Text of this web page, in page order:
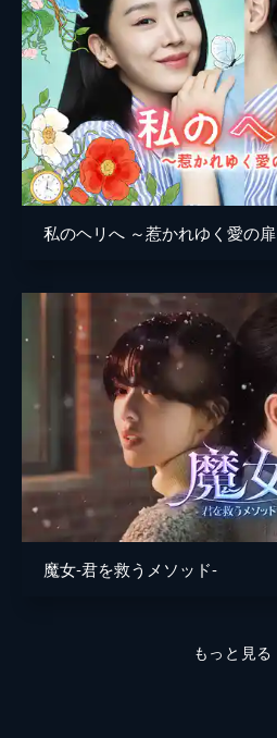
く。一方、そんなジンが気になるギリョ
新たな道を進み始める。魔女食堂には
を心配するおばあさんがやってきて...。
42分
第６話 記憶と共に忘れられたヨモギ
願いの対価を支払ったおばあさんを見
女食堂を出ていくジン。そして、魔女
目覚め始めたジンは、自分も魔女にな
はと恐れるのだった。思い悩んだジン
びヒラのもとを訪れ...。
第７話 母のキムチ豆もやし粥
ヒラが魔女になった理由、それは願い
だった。一方、キムの秘密を知り傷
ン。心配するギリョンに送られ帰宅す
彼女の前にキムが現れる。キムを拒絶
ンだが、キムに襲われ...。
第８話 最後の晩餐
自分にとってヒラが何者であるか知
ン。ヒラは、それまでのことを語り始
ジンの代わりに復讐しようとするヒ
が、ジンはそれを止め、自ら料理を作る
った。そして、魔女食堂は新たに動きだ
私のヘリへ ～惹かれゆく愛の扉
魔女-君を救うメソッド-
もっと見る